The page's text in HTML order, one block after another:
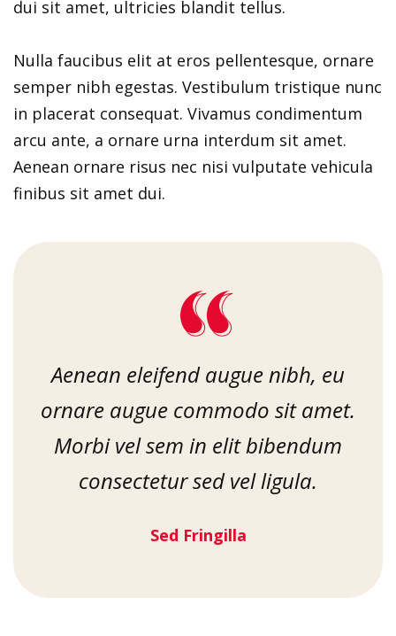
dui sit amet, ultricies blandit tellus.
Nulla faucibus elit at eros pellentesque, ornare
semper nibh egestas. Vestibulum tristique nunc
in placerat consequat. Vivamus condimentum
arcu ante, a ornare urna interdum sit amet.
Aenean ornare risus nec nisi vulputate vehicula
finibus sit amet dui.
Aenean eleifend augue nibh, eu
ornare augue commodo sit amet.
Morbi vel sem in elit bibendum
consectetur sed vel ligula.
Sed Fringilla